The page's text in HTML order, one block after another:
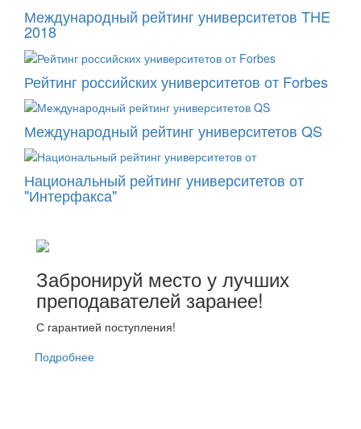
Международный рейтинг университетов THE
2018
Рейтинг российских университетов от Forbes
Международный рейтинг университетов QS
Национальный рейтинг университетов от
"Интерфакса"
Забронируй место у лучших
преподавателей заранее!
С гарантией поступления!
Подробнее